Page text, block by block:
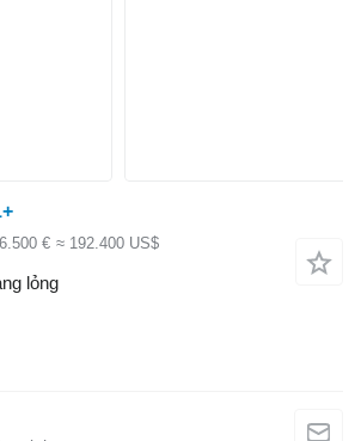
€ ≈ 192.400 US$
lỏng